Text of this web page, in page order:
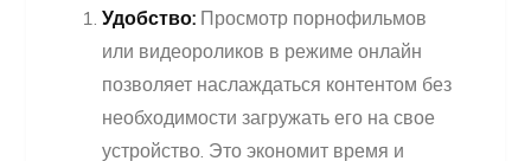
Удобство: Просмотр порнофильмов
или видеороликов в режиме онлайн
позволяет наслаждаться контентом без
необходимости загружать его на свое
устройство. Это экономит время и